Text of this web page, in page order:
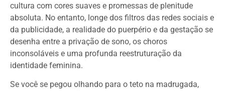
cultura com cores suaves e promessas de plenitude
absoluta. No entanto, longe dos filtros das redes sociais e
da publicidade, a realidade do puerpério e da gestação se
desenha entre a privação de sono, os choros
inconsoláveis e uma profunda reestruturação da
identidade feminina.
Se você se pegou olhando para o teto na madrugada,